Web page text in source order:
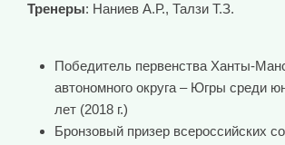
Тренеры: Наниев А.Р., Талзи Т.З.
Победитель первенства Ханты-
автономного округа – Югры среди
лет (2018 г.)
Бронзовый призер всероссийских